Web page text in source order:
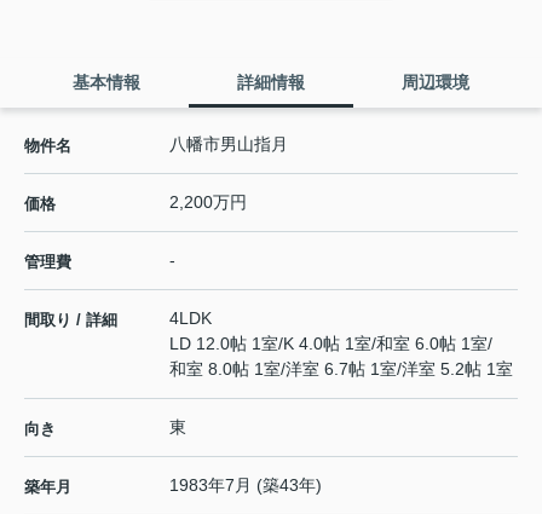
基本情報 詳細情報 周辺環境
物件名 八幡市男山指月
価格 2,200万円
管理費 -
間取り / 詳細
4LDK
LD 12.0帖 1室/K 4.0帖 1室/和室 6.0帖 1室/
和室 8.0帖 1室/洋室 6.7帖 1室/洋室 5.2帖 1室
向き 東
築年月 1983年7月 (築43年)